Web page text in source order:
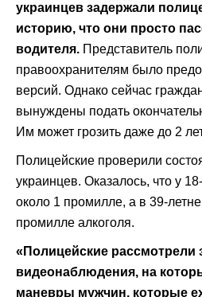
украинцев задержали
историю, что они просто
водителя. Представитель
правоохранителям было
версий. Однако сейчас
вынуждены подать
Им может грозить даже до 2
Полицейские проверили
украинцев. Оказалось, что у
около 1 промилле, а в 39-
промилле алкоголя.
«Полицейские рассмотрели
видеонаблюдения, на
маневры мужчин, которые